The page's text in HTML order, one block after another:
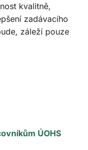
kvalitně,
zadávacího
záleží pouze
ÚOHS